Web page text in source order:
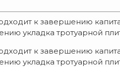
к завершению
укладка тротуарной
к завершению
укладка тротуарной